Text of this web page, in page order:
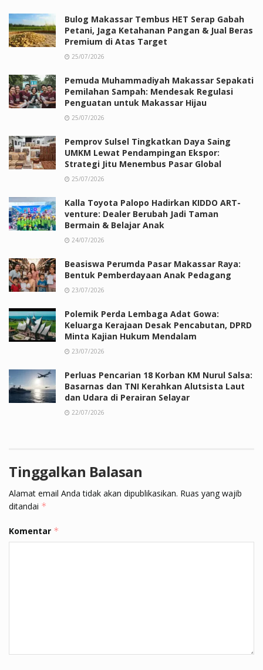
Bulog Makassar Tembus HET Serap Gabah
Petani, Jaga Ketahanan Pangan & Jual Beras
Premium di Atas Target
25/07/2026
Pemuda Muhammadiyah Makassar Sepakati
Pemilahan Sampah: Mendesak Regulasi
Penguatan untuk Makassar Hijau
25/07/2026
Pemprov Sulsel Tingkatkan Daya Saing
UMKM Lewat Pendampingan Ekspor:
Strategi Jitu Menembus Pasar Global
25/07/2026
Kalla Toyota Palopo Hadirkan KIDDO ART-
venture: Dealer Berubah Jadi Taman
Bermain & Belajar Anak
24/07/2026
Beasiswa Perumda Pasar Makassar Raya:
Bentuk Pemberdayaan Anak Pedagang
23/07/2026
Polemik Perda Lembaga Adat Gowa:
Keluarga Kerajaan Desak Pencabutan, DPRD
Minta Kajian Hukum Mendalam
23/07/2026
Perluas Pencarian 18 Korban KM Nurul Salsa:
Basarnas dan TNI Kerahkan Alutsista Laut
dan Udara di Perairan Selayar
22/07/2026
Tinggalkan Balasan
Alamat email Anda tidak akan dipublikasikan. Ruas yang wajib
ditandai *
Komentar *